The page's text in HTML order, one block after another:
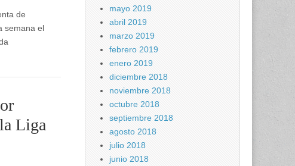
de
semana el
Liga
mayo 2019
abril 2019
marzo 2019
febrero 2019
enero 2019
diciembre 2018
noviembre 2018
octubre 2018
septiembre 2018
agosto 2018
julio 2018
junio 2018